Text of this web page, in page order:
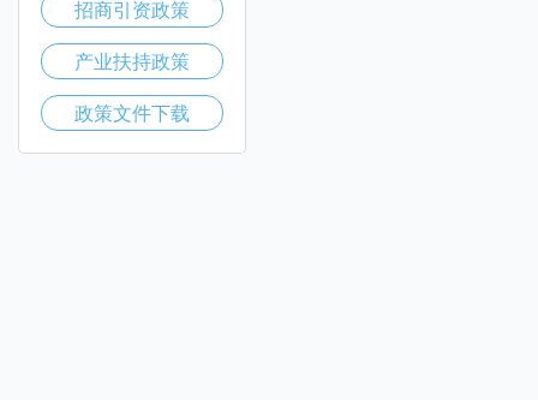
招商引资政策
产业扶持政策
政策文件下载